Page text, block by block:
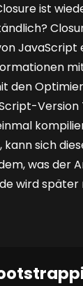
ist
sich
was der
wird